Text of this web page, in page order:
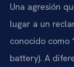
Una agresión
lugar a un
conocido como
battery). A